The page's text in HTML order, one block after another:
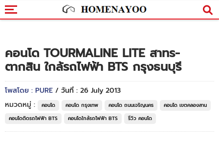
คอนโด TOURMALINE LITE สาทร-
ตากสิน ใกล้รถไฟฟ้า BTS กรุงธนบุรี
โพสโดย : PURE / วันที่ : 26 July 2013
หมวดหมู่ :
คอนโด คอนโด กรุงเทพ คอนโด ถนนเจริญนคร
คอนโด เขตคลองสาน
คอนโดติดรถไฟฟ้า BTS
คอนโดใกล้รถไฟฟ้า BTS รีวิว คอนโด